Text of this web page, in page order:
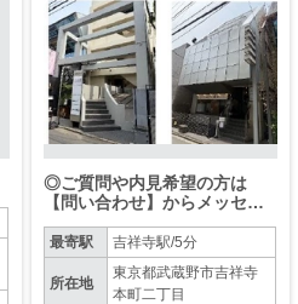
◎ご質問や内見希望の方は
【問い合わせ】からメッセー
話はお控えください。
最寄駅 吉祥寺駅/5分
所在地
東京都武蔵野市吉祥寺
本町二丁目